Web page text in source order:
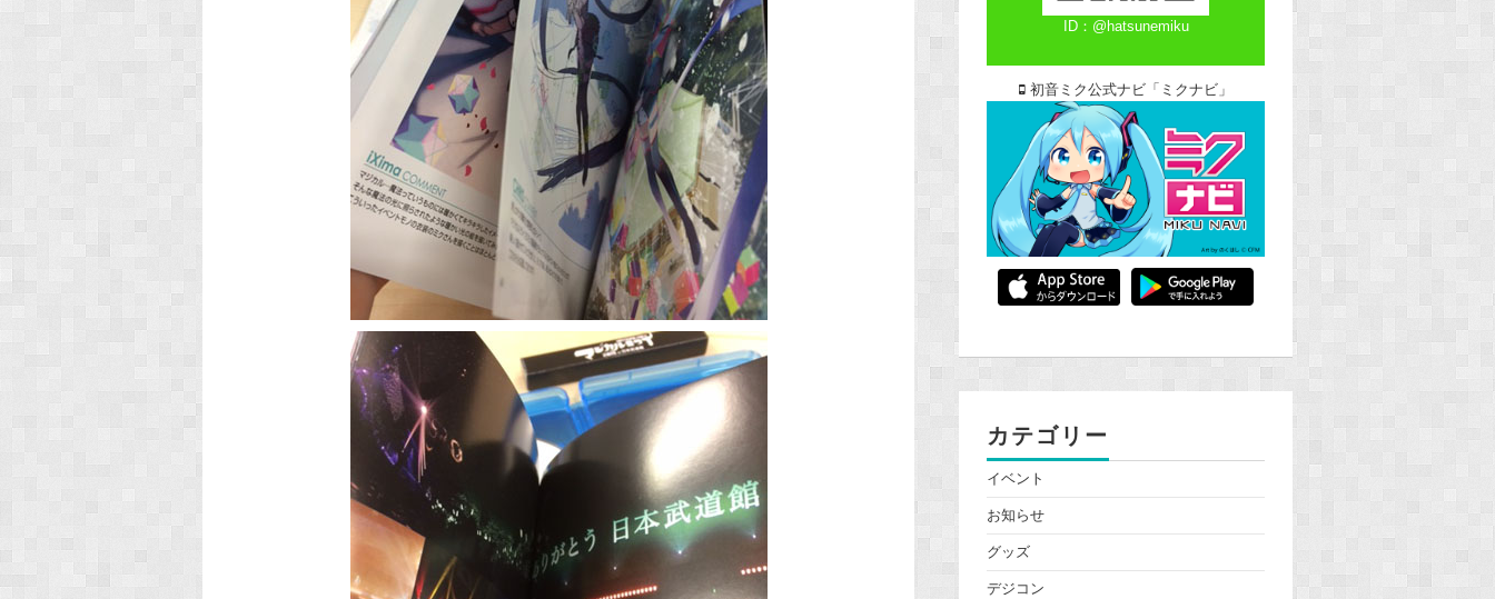
ID：@hatsunemiku
初音ミク公式ナビ「ミクナビ」
カテゴリー
イベント
お知らせ
グッズ
デジコン